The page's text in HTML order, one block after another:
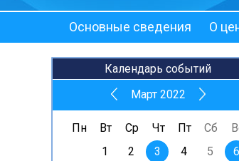
Основные сведения О
Календарь событий
Март 2022
Пн Вт Ср Чт Пт Сб
1
2 3 4 5
6